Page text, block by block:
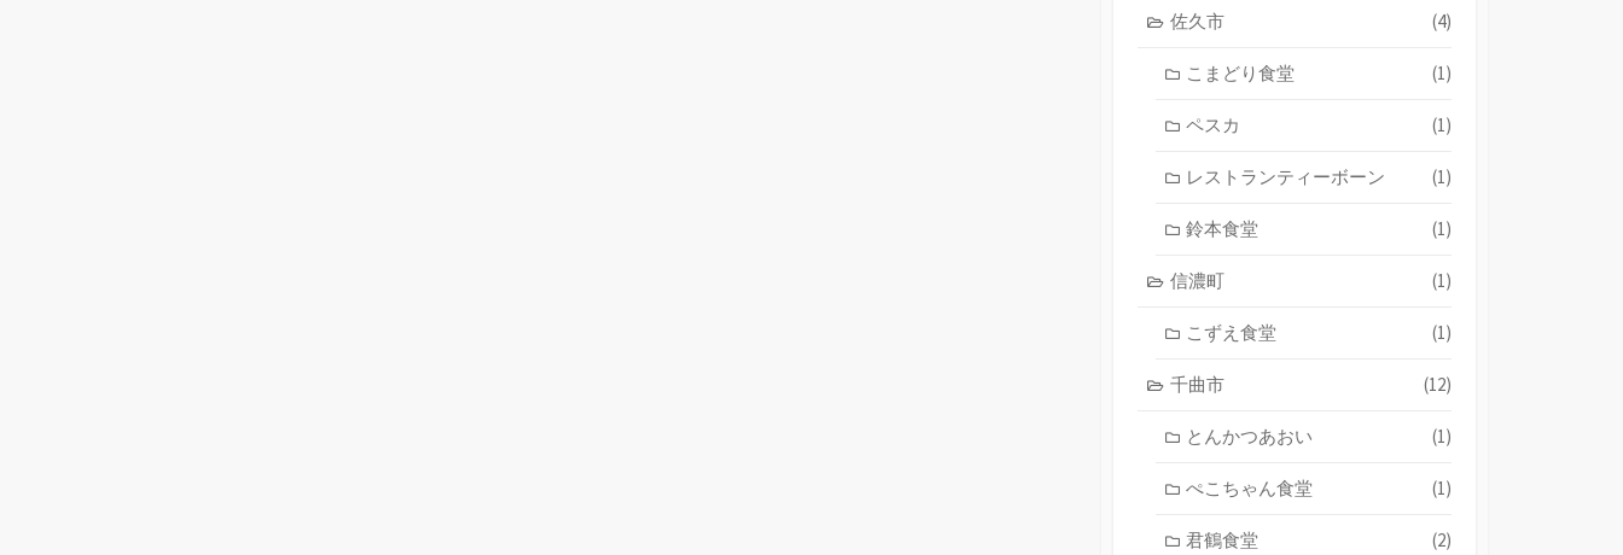
佐久市 (4)
こまどり食堂 (1)
ペスカ (1)
レストランティーボーン (1)
鈴本食堂 (1)
信濃町 (1)
こずえ食堂 (1)
千曲市 (12)
とんかつあおい (1)
ぺこちゃん食堂 (1)
君鶴食堂 (2)